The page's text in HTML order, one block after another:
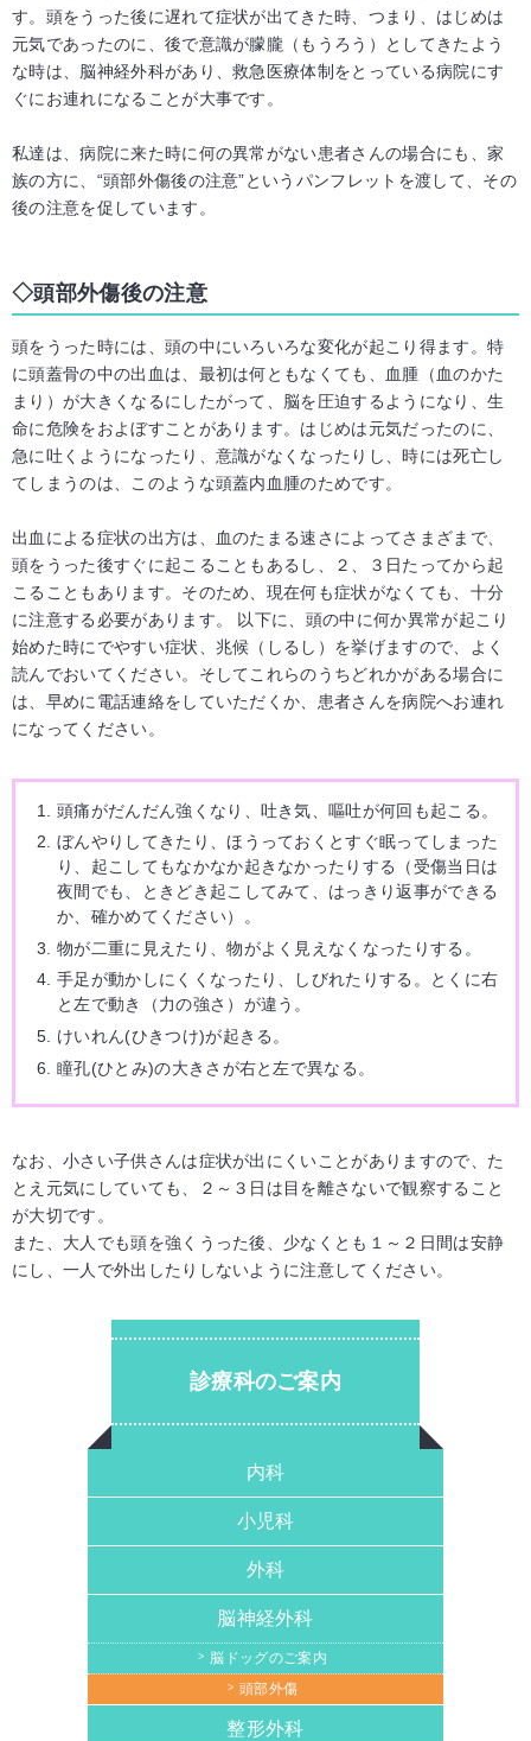
す。頭をうった後に遅れて症状が出てきた時、つまり、はじめは
元気であったのに、後で意識が朦朧（もうろう）としてきたよう
な時は、脳神経外科があり、救急医療体制をとっている病院にす
ぐにお連れになることが大事です。
私達は、病院に来た時に何の異常がない患者さんの場合にも、家
族の方に、“頭部外傷後の注意”というパンフレットを渡して、その
後の注意を促しています。
頭部外傷後の注意
頭をうった時には、頭の中にいろいろな変化が起こり得ます。特
に頭蓋骨の中の出血は、最初は何ともなくても、血腫（血のかた
まり）が大きくなるにしたがって、脳を圧迫するようになり、生
命に危険をおよぼすことがあります。はじめは元気だったのに、
急に吐くようになったり、意識がなくなったりし、時には死亡し
てしまうのは、このような頭蓋内血腫のためです。
出血による症状の出方は、血のたまる速さによってさまざまで、
頭をうった後すぐに起こることもあるし、２、３日たってから起
こることもあります。そのため、現在何も症状がなくても、十分
に注意する必要があります。 以下に、頭の中に何か異常が起こり
始めた時にでやすい症状、兆候（しるし）を挙げますので、よく
読んでおいてください。そしてこれらのうちどれかがある場合に
は、早めに電話連絡をしていただくか、患者さんを病院へお連れ
になってください。
頭痛がだんだん強くなり、吐き気、嘔吐が何回も起こる。
ぼんやりしてきたり、ほうっておくとすぐ眠ってしまった
り、起こしてもなかなか起きなかったりする（受傷当日は
夜間でも、ときどき起こしてみて、はっきり返事ができる
か、確かめてください）。
物が二重に見えたり、物がよく見えなくなったりする。
手足が動かしにくくなったり、しびれたりする。とくに右
と左で動き（力の強さ）が違う。
けいれん(ひきつけ)が起きる。
瞳孔(ひとみ)の大きさが右と左で異なる。
なお、小さい子供さんは症状が出にくいことがありますので、た
とえ元気にしていても、２～３日は目を離さないで観察すること
が大切です。
また、大人でも頭を強くうった後、少なくとも１～２日間は安静
にし、一人で外出したりしないように注意してください。
診療科のご案内
内科
小児科
外科
脳神経外科
脳ドッグのご案内
頭部外傷
整形外科